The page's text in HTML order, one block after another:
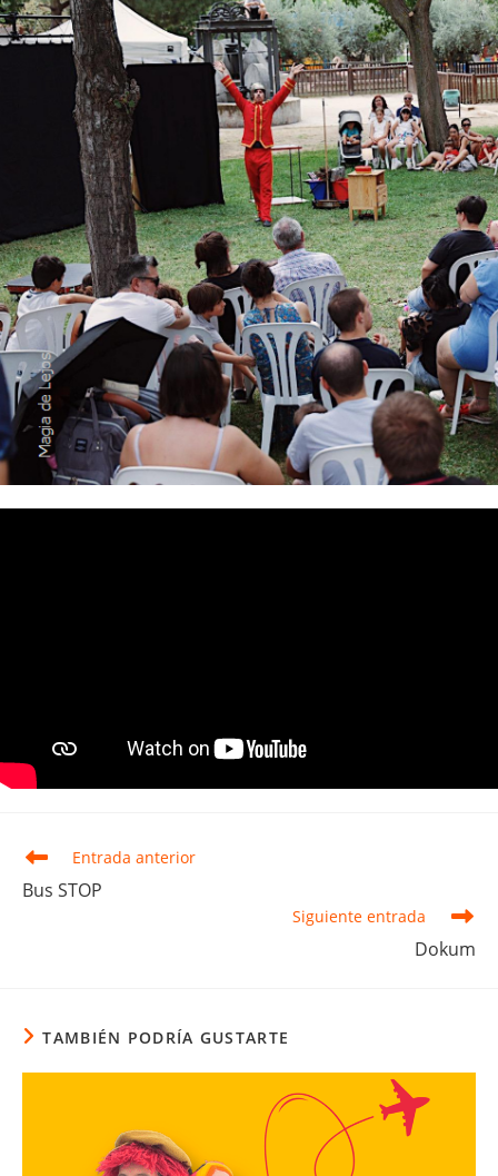
Leer
artículos
Entrada anterior
Bus STOP
Siguiente entrada
Dokum
TAMBIÉN PODRÍA GUSTARTE